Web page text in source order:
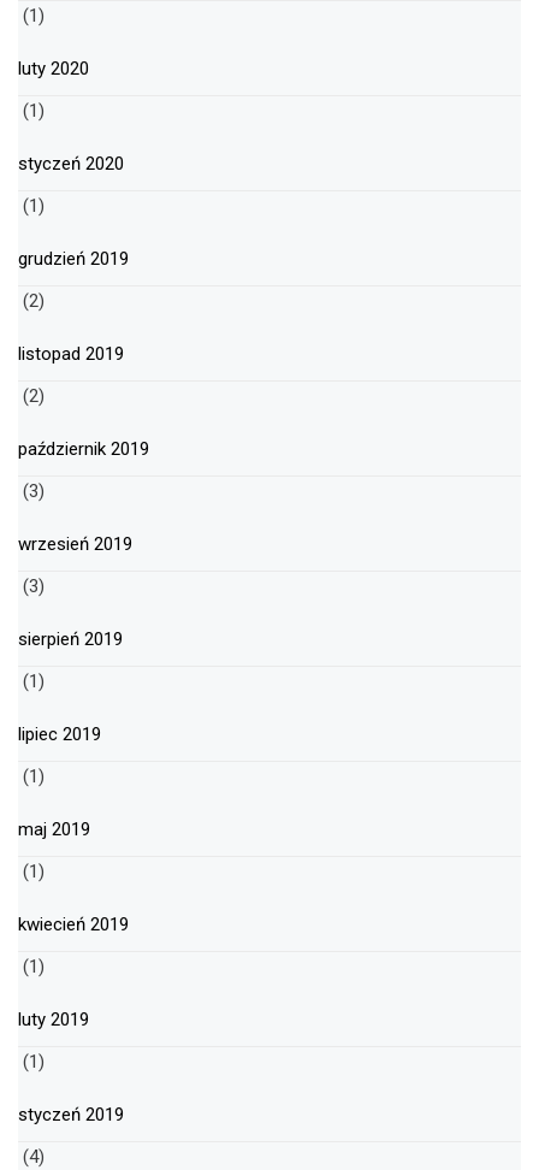
(1)
luty 2020
(1)
styczeń 2020
(1)
grudzień 2019
(2)
listopad 2019
(2)
październik 2019
(3)
wrzesień 2019
(3)
sierpień 2019
(1)
lipiec 2019
(1)
maj 2019
(1)
kwiecień 2019
(1)
luty 2019
(1)
styczeń 2019
(4)